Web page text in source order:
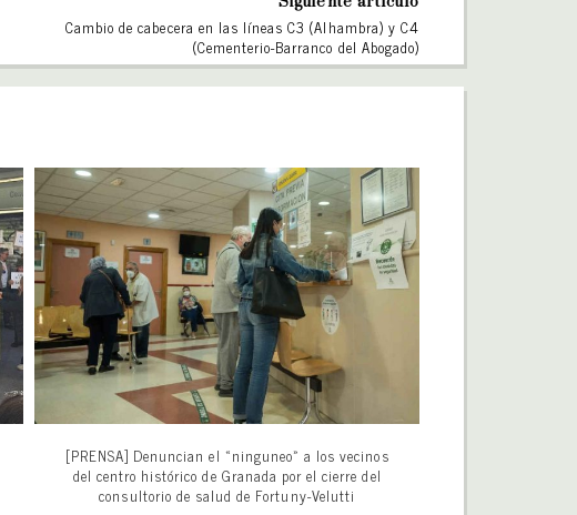
Cambio de cabecera en las líneas C3 (Alhambra) y C4
(Cementerio-Barranco del Abogado)
[PRENSA] Denuncian el «ninguneo» a los vecinos
del centro histórico de Granada por el cierre del
consultorio de salud de Fortuny-Velutti